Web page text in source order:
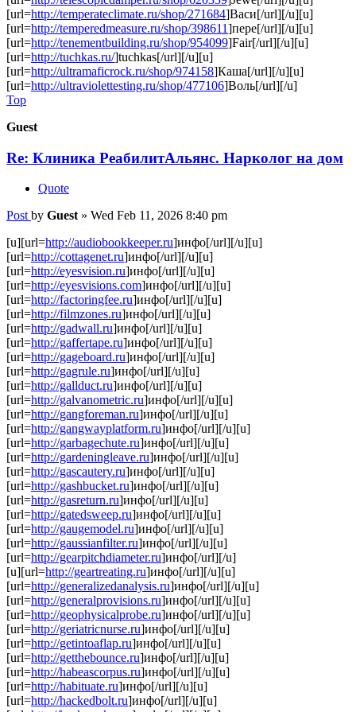
[url=http://temperateclimate.ru/shop/271684]Васи[/url][/u][u]
[url=http://temperedmeasure.ru/shop/398611]пере[/url][/u][u]
[url=http://tenementbuilding.ru/shop/954099]Fair[/url][/u][u]
[url=http://tuchkas.ru/]tuchkas[/url][/u][u]
[url=http://ultramaficrock.ru/shop/974158]Каша[/url][/u][u]
[url=http://ultraviolettesting.ru/shop/477106]Воль[/url][/u]
Top
Guest
Re: Клиника РеабилитАльянс. Нарколог на дом
Quote
Post by Guest » Wed Feb 11, 2026 8:40 pm
[u][url=http://audiobookkeeper.ru]инфо[/url][/u][u]
[url=http://cottagenet.ru]инфо[/url][/u][u]
[url=http://eyesvision.ru]инфо[/url][/u][u]
[url=http://eyesvisions.com]инфо[/url][/u][u]
[url=http://factoringfee.ru]инфо[/url][/u][u]
[url=http://filmzones.ru]инфо[/url][/u][u]
[url=http://gadwall.ru]инфо[/url][/u][u]
[url=http://gaffertape.ru]инфо[/url][/u][u]
[url=http://gageboard.ru]инфо[/url][/u][u]
[url=http://gagrule.ru]инфо[/url][/u][u]
[url=http://gallduct.ru]инфо[/url][/u][u]
[url=http://galvanometric.ru]инфо[/url][/u][u]
[url=http://gangforeman.ru]инфо[/url][/u][u]
[url=http://gangwayplatform.ru]инфо[/url][/u][u]
[url=http://garbagechute.ru]инфо[/url][/u][u]
[url=http://gardeningleave.ru]инфо[/url][/u][u]
[url=http://gascautery.ru]инфо[/url][/u][u]
[url=http://gashbucket.ru]инфо[/url][/u][u]
[url=http://gasreturn.ru]инфо[/url][/u][u]
[url=http://gatedsweep.ru]инфо[/url][/u][u]
[url=http://gaugemodel.ru]инфо[/url][/u][u]
[url=http://gaussianfilter.ru]инфо[/url][/u][u]
[url=http://gearpitchdiameter.ru]инфо[/url][/u]
[u][url=http://geartreating.ru]инфо[/url][/u][u]
[url=http://generalizedanalysis.ru]инфо[/url][/u][u]
[url=http://generalprovisions.ru]инфо[/url][/u][u]
[url=http://geophysicalprobe.ru]инфо[/url][/u][u]
[url=http://geriatricnurse.ru]инфо[/url][/u][u]
[url=http://getintoaflap.ru]инфо[/url][/u][u]
[url=http://getthebounce.ru]инфо[/url][/u][u]
[url=http://habeascorpus.ru]инфо[/url][/u][u]
[url=http://habituate.ru]инфо[/url][/u][u]
[url=http://hackedbolt.ru]инфо[/url][/u][u]